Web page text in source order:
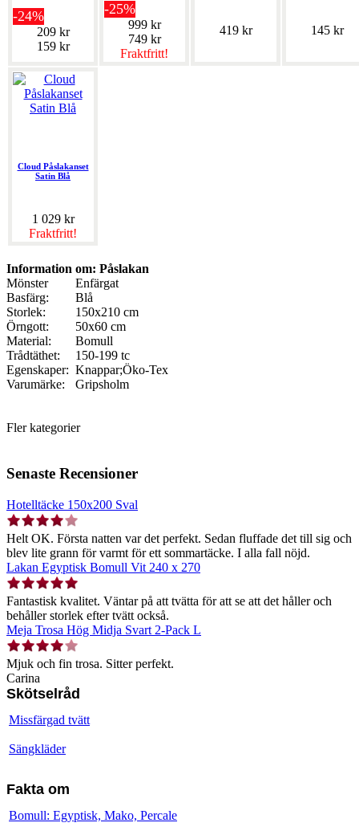
-24%
209 kr
159 kr
-25%
999 kr
749 kr
Fraktfritt!
419 kr 145 kr
Cloud Påslakanset
Satin Blå
1 029 kr
Fraktfritt!
Information om: Påslakan
Mönster
Enfärgat
Basfärg:
Blå
Storlek:
150x210 cm
Örngott:
50x60 cm
Material:
Bomull
Trådtäthet:
150-199 tc
Egenskaper: Knappar;Öko-Tex
Varumärke:
Gripsholm
Fler kategorier
Senaste Recensioner
Hotelltäcke 150x200 Sval
Helt OK. Första natten var det perfekt. Sedan fluffade det till sig och
blev lite grann för varmt för ett sommartäcke. I alla fall nöjd.
Lakan Egyptisk Bomull Vit 240 x 270
Fantastisk kvalitet. Väntar på att tvätta för att se att det håller och
behåller storlek efter tvätt också.
Meja Trosa Hög Midja Svart 2-Pack L
Mjuk och fin trosa. Sitter perfekt.
Carina
Skötselråd
Missfärgad tvätt
Sängkläder
Fakta om
Bomull: Egyptisk, Mako, Percale